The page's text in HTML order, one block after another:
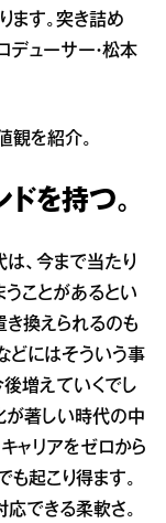
ます。突き詰め
デューサー・松本
観を紹介。
を持つ。
、今まで当たり
うことがあるとい
き換えられるのも
どにはそういう事
増えていくでし
が著しい時代の中
ャリアをゼロから
起こり得ます。
できる柔軟さ。